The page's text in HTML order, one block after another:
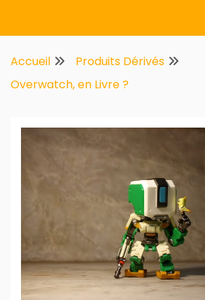
Multifirstnet
Accueil
Produits Dérivés
Overwatch, en Livre ?